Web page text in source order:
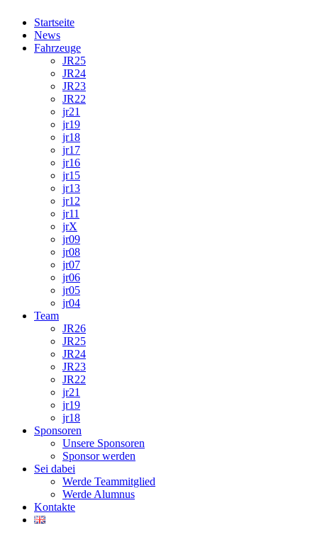
Startseite
News
Fahrzeuge
JR25
JR24
JR23
JR22
jr21
jr19
jr18
jr17
jr16
jr15
jr13
jr12
jr11
jrX
jr09
jr08
jr07
jr06
jr05
jr04
Team
JR26
JR25
JR24
JR23
JR22
jr21
jr19
jr18
Sponsoren
Unsere Sponsoren
Sponsor werden
Sei dabei
Werde Teammitglied
Werde Alumnus
Kontakte